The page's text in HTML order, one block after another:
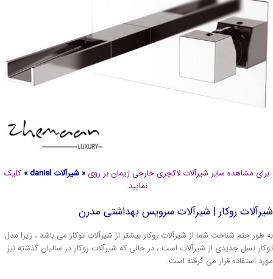
مشاهده سایر شیرآلات لاکچری خارجی ژیمان بر روی«شیرآلات daniel » کلیک
نمایید.
روکار | شیرآلات سرویس بهداشتی مدرن
طور حتم شناخت شما از شیرآلات روکار بیشتر از شیرآلات توکار می باشد ، زیرا مدل
نسل جدیدی از شیرآلات است ، در حالی که شیرآلات روکار در سالیان گذشته نیز
استفاده قرار می گرفته است.